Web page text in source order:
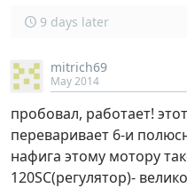
9 days later
mitrich69
May 2014
пробовал, работает!
переваривает 6-и
нафига этому мотору
120SC(регулятор)-